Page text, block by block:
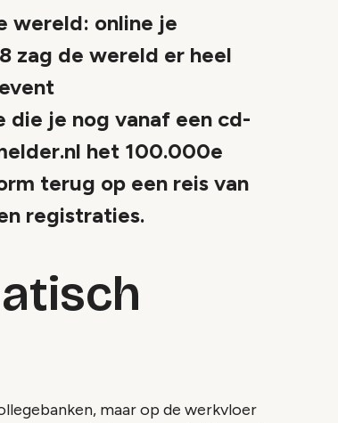
wereld: online je
zag de wereld er heel
je nog vanaf een cd-
het 100.000e
terug op een reis van
registraties.
maar op de werkvloer